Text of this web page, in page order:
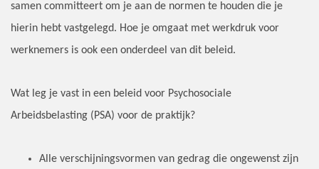
samen committeert om je aan de normen te houden die je
hierin hebt vastgelegd. Hoe je omgaat met werkdruk voor
werknemers is ook een onderdeel van dit beleid.
Wat leg je vast in een beleid voor Psychosociale
Arbeidsbelasting (PSA) voor de praktijk?
Alle verschijningsvormen van gedrag die ongewenst zijn